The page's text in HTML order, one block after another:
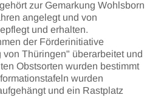
zur Gemarkung Wohlsborn
angelegt und von
und erhalten.
der Förderinitiative
Thüringen" überarbeitet und
Obstsorten wurden bestimmt
wurden
und ein Rastplatz